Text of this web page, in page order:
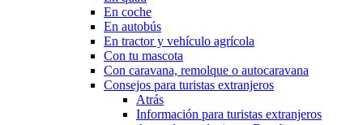
En coche
En autobús
En tractor y vehículo agrícola
Con tu mascota
Con caravana, remolque o autocaravana
Consejos para turistas extranjeros
Atrás
Información para turistas extranjeros